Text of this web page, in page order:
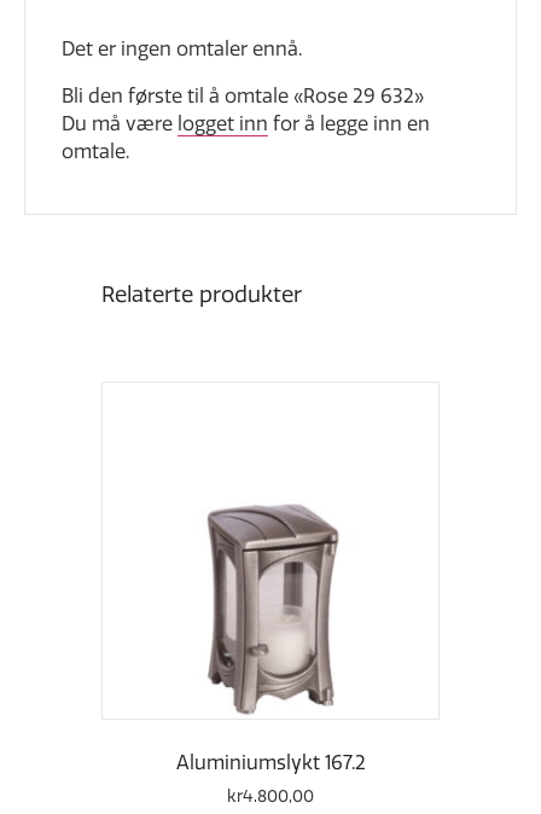
Det er ingen omtaler ennå.
Bli den første til å omtale «Rose 29 632»
Du må være logget inn for å legge inn en
omtale.
Relaterte produkter
Aluminiumslykt 167.2
kr4.800,00